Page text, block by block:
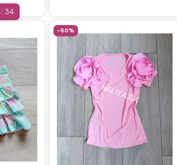
:32
-60%